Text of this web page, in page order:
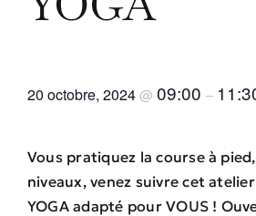
20 octobre, 2024@ 09:00 –
Vous pratiquez la course à
niveaux, venez suivre cet atelier
YOGA adapté pour VOUS !